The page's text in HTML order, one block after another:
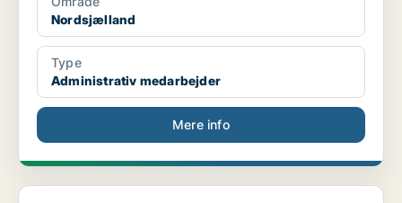
Nordsjælland
Type
Administrativ medarbejder
Mere info
Studentermedhjælper til Administrationen - DTU Sun...